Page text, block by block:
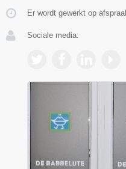
Er wordt gewerkt op
Sociale media: